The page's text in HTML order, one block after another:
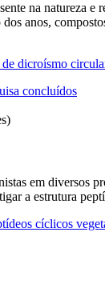
na natureza e
anos,
de dicroísmo
concluídos
em diversos
a estrutura
cíclicos